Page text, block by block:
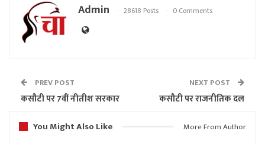
Admin 28618 Posts 0 Comments
PREV POST
कसौटी पर 7वीं नीतीश सरकार
NEXT POST
कसौटी पर राजनीतिक दल
You Might Also Like
More From Author